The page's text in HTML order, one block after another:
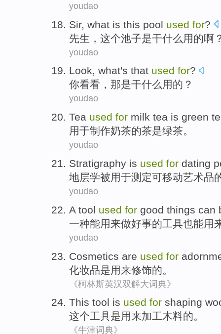
youdao
Sir, what is this pool used for?
先生 ， 这个池子是干什么 用的啊
youdao
Look, what's that used for?
你看看 ， 那是干什么用的？
youdao
Tea used for milk tea is green
用于制作奶茶的茶是绿茶。
youdao
Stratigraphy is used for dating
地层学被用于测定可移动艺术品
youdao
A tool used for good things can
一种能用来做好事的工具也能用
youdao
Cosmetics are used for
化妆品是用来修饰的。
《柯林斯英汉双解大词典》
This tool is used for shaping
这个工具是用来加工木料的。
《牛津词典》